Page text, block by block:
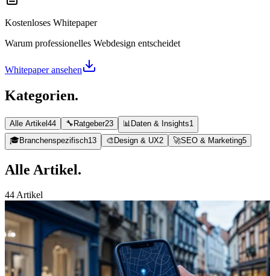
Kostenloses Whitepaper
Warum professionelles Webdesign entscheidet
Whitepaper ansehen
Kategorien.
Alle Artikel44 🔧Ratgeber23 📊 Daten & Insights1
🎓Branchenspezifisch13 🎨Design & UX2 🚀SEO & Marketing5
Alle Artikel.
44Artikel